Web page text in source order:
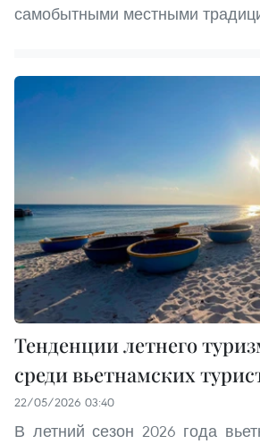
самобытными местными
Тенденции летнего
среди вьетнамских
22/05/2026 03:40
В летний сезон 2026 года